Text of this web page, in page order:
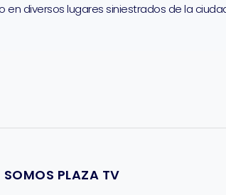
diversos lugares siniestrados de la
SOMOS PLAZA TV